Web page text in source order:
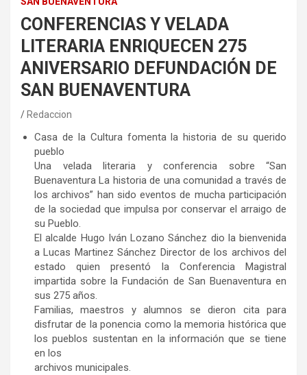
CONFERENCIAS Y VELADA
LITERARIA ENRIQUECEN 275
ANIVERSARIO DEFUNDACIÓN DE
SAN BUENAVENTURA
Redaccion
Casa de la Cultura fomenta la historia de su querido
pueblo
Una velada literaria y conferencia sobre “San
Buenaventura La historia de una comunidad a través de
los archivos” han sido eventos de mucha participación
de la sociedad que impulsa por conservar el arraigo de
su Pueblo.
El alcalde Hugo Iván Lozano Sánchez dio la bienvenida
a Lucas Martinez Sánchez Director de los archivos del
estado quien presentó la Conferencia Magistral
impartida sobre la Fundación de San Buenaventura en
sus 275 años.
Familias, maestros y alumnos se dieron cita para
disfrutar de la ponencia como la memoria histórica que
los pueblos sustentan en la información que se tiene
en los
archivos municipales.